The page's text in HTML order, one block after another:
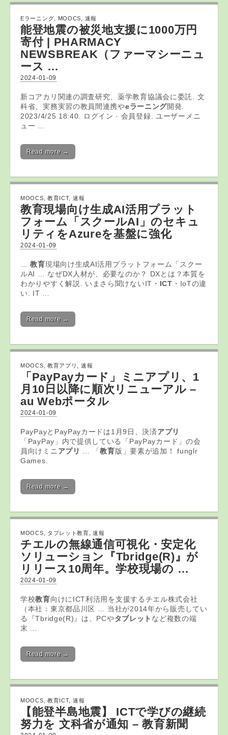
Eラーニング MOOCS 速報
能登地震の被災地支援に1000万円
寄付 | PHARMACY
NEWSBREAK（ファーマシーニュ
ース …
2024-01-09
新コアカリ関連の調査研究、薬学教育協議会に委託. 文
科省、実務実習の教員間連携やeラーニング開発.
2023/4/25 18:40. ログイン · 会員登録. ユーザーメニ
ュー …
Read more →
MOOCS 教育ICT, 速報
教育現場向け生成AI活用プラット
フォーム「スクールAI」のセキュ
リティをAzureを基盤に強化
2024-01-09
…教育現場向け生成AI活用プラットフォーム「スクー
ルAI … なぜDX人材が、必要なのか？ DXとは？本質を
わかりやすく解説. いまさら聞けないIT・ ICT ・IoTの違
い. IT …
Read more →
MOOCS 教育アプリ 速報
「PayPayカード」ミニ アプリ 、1
月10日以降に順次リニューアル –
au Webポータル
2024-01-09
PayPayとPayPayカードは1月9日、決済アプリ
「PayPay」内で提供している「PayPayカード」の会
員向けミニ アプリ … 「教育版」要素が追加！ funglr
Games.
Read more →
MOOCS タブレット教育 ,速報
チエルの無線通信可視化・安定化
ソリューション『Tbridge(R)』が
リリース10周年。学校現場の …
2024-01-09
学校教育向けにICT利活用を支援するチエル株式会社
（本社：東京都品川区 … 当社が2014年から販売してい
る『Tbridge(R)』は、PCやタブレット など複数の端
末 …
Read more →
MOOCS 教育ICT, 速報
【能登半島地震】 ICTで学びの継続
努力を 文科省が通知 –教育新聞